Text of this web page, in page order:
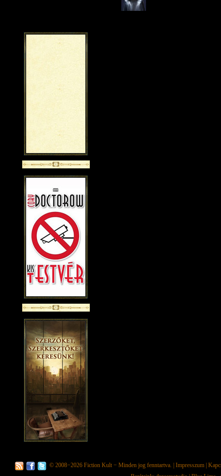
© 2008−2026 Fiction Kult − Minden jog fenntartva. | Impresszum